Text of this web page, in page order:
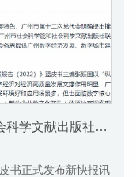
7月14日《新快网》报道我院和社会科学文献出版社联合发布的《广州蓝皮书：广州数字经济发展报告（2022）》的媒体文章
书正式发布新快报讯